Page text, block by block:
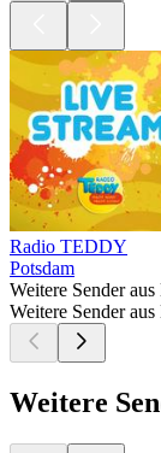
Radio TEDDY
Potsdam
Weitere Sender aus
Weitere Sender aus
Weitere